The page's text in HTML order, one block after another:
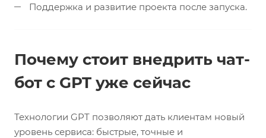
Поддержка и развитие проекта после запуска.
Почему стоит внедрить чат-
бот с GPT уже сейчас
Технологии GPT позволяют дать клиентам новый
уровень сервиса: быстрые, точные и